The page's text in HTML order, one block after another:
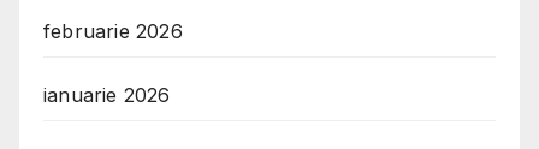
februarie 2026
ianuarie 2026